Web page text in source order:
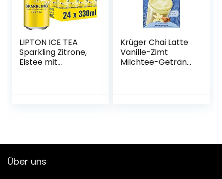
LIPTON ICE TEA
Sparkling Zitrone,
Eistee mit
Krüger Chai Latte
Vanille-Zimt
Milchtee-Getränk
Über uns